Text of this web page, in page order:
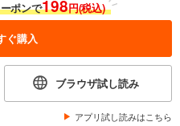
ポンで198円(税込)
ぐ購入
ブラウザ試し読み
アプリ試し読みはこちら